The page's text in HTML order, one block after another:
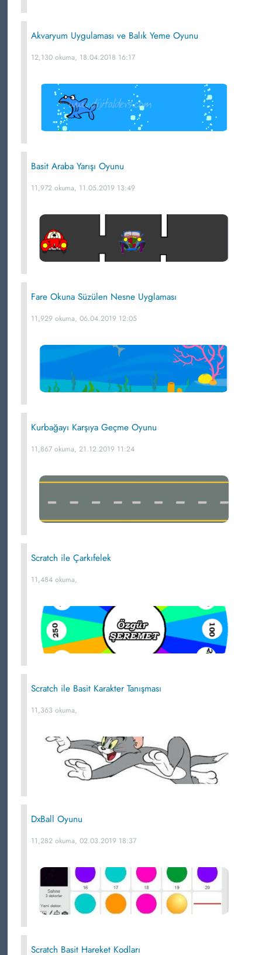
Akvaryum Uygulaması ve Balık Yeme Oyunu
12,130 okuma, 18.04.2018 16:17
Basit Araba Yarışı Oyunu
11,972 okuma, 11.05.2019 13:49
Fare Okuna Süzülen Nesne Uyglaması
11,929 okuma, 06.04.2019 12:05
Kurbağayı Karşıya Geçme Oyunu
11,867 okuma, 21.12.2019 11:24
Scratch ile Çarkıfelek
11,484 okuma,
Scratch ile Basit Karakter Tanışması
11,363 okuma,
DxBall Oyunu
11,282 okuma, 02.03.2019 18:37
Scratch Basit Hareket Kodları